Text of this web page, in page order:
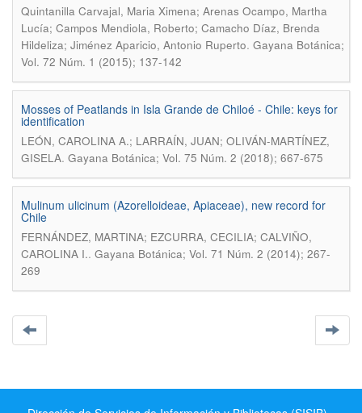
Quintanilla Carvajal, Maria Ximena; Arenas Ocampo, Martha
Lucía; Campos Mendiola, Roberto; Camacho Díaz, Brenda
Hildeliza; Jiménez Aparicio, Antonio Ruperto. Gayana Botánica;
Vol. 72 Núm. 1 (2015); 137-142
Mosses of Peatlands in Isla Grande de Chiloé - Chile: keys for
identification
LEÓN, CAROLINA A.; LARRAÍN, JUAN; OLIVÁN-MARTÍNEZ,
GISELA. Gayana Botánica; Vol. 75 Núm. 2 (2018); 667-675
Mulinum ulicinum (Azorelloideae, Apiaceae), new record for
Chile
FERNÁNDEZ, MARTINA; EZCURRA, CECILIA; CALVIÑO,
CAROLINA I.. Gayana Botánica; Vol. 71 Núm. 2 (2014); 267-
269